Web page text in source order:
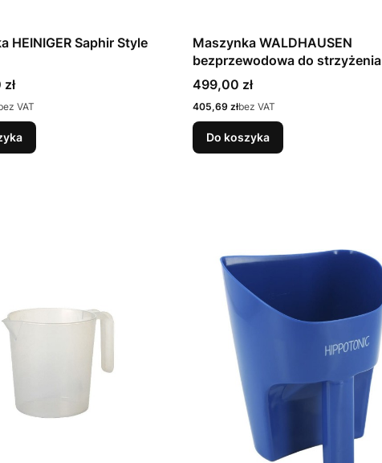
HEINIGER Saphir Style
VAT
Maszynka WALDHAUSEN
bezprzewodowa do strzyżenia
Cena
499,00 zł
Cena
405,69 złbez VAT
Do koszyka